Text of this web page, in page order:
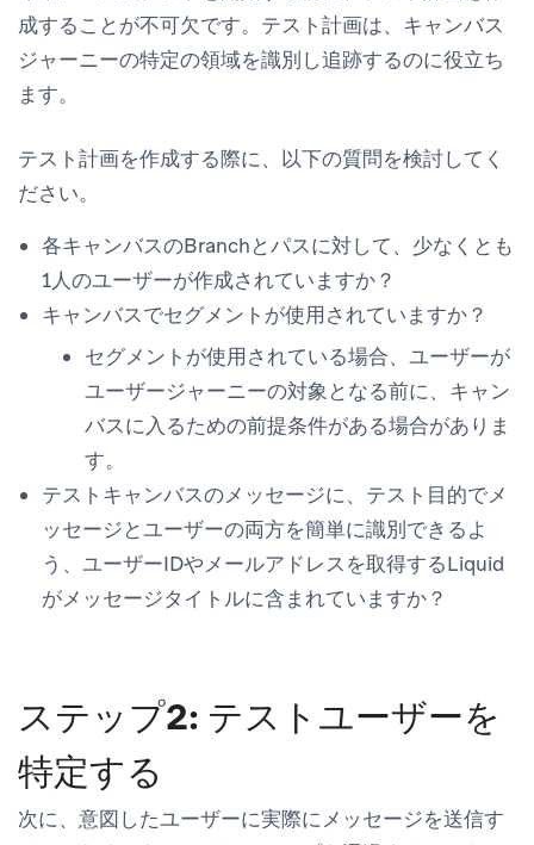
成することが不可欠です。テスト計画は、キャンバス
ジャーニーの特定の領域を識別し追跡するのに役立ち
ます。
テスト計画を作成する際に、以下の質問を検討してく
ださい。
各キャンバスのBranchとパスに対して、少なくとも
1人のユーザーが作成されていますか？
キャンバスでセグメントが使用されていますか？
セグメントが使用されている場合、ユーザーが
ユーザージャーニーの対象となる前に、キャン
バスに入るための前提条件がある場合がありま
す。
テストキャンバスのメッセージに、テスト目的でメ
ッセージとユーザーの両方を簡単に識別できるよ
う、ユーザーIDやメールアドレスを取得するLiquid
がメッセージタイトルに含まれていますか？
ステップ2: テストユーザーを
特定する
次に、意図したユーザーに実際にメッセージを送信す